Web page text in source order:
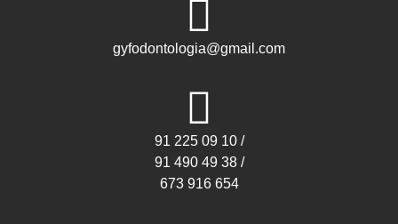
gyfodontologia@gmail.com
91 225 09 10 /
91 490 49 38 /
673 916 654